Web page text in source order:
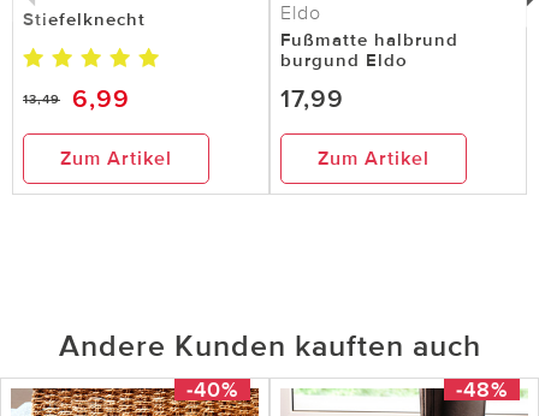
Stiefelknecht
13,49 6,99
Zum Artikel
Eldo
Fußmatte halbrund
burgund Eldo
17,99
Zum Artikel
Andere Kunden kauften auch
-40% -48%